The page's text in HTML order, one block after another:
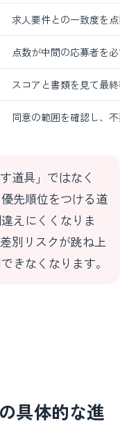
求人要件との一致度を
点数が中間の応募者を
スコアと書類を見て最
同意の範囲を確認し、
道具」ではなく
先順位をつける道
えにくくなりま
別リスクが跳ね上
きなくなります。
具体的な進